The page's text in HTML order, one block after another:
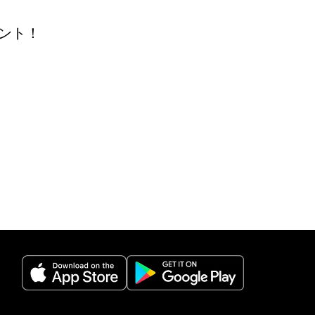
ト！
(opens in a new tab) (opens in a new